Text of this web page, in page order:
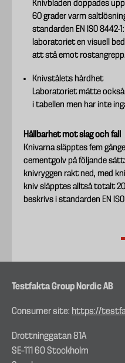
Knivbladen doppades
60 grader varm
standarden EN ISO 8442-
laboratoriet en visuell
att stå emot rostangrepp.
Knivstålets hårdhet
Laboratoriet mätte
i tabellen men har inte
Hållbarhet mot slag och fall
Knivarna släpptes fem
cementgolv på följande
knivryggen rakt ned, med
kniv släpptes alltså totalt
beskrivs i standarden EN
Testfakta Group Nordic AB
Consumer site: https://
Drottninggatan 81A
SE–111 60 Stockholm